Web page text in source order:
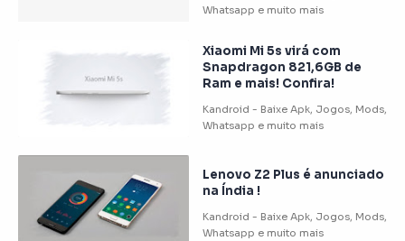
Xiaomi Mi 5s virá com
Snapdragon 821,6GB de
Ram e mais! Confira!
Lenovo Z2 Plus é anunciado
na Índia !